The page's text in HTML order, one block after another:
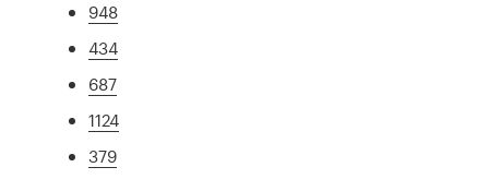
948
434
687
1124
379